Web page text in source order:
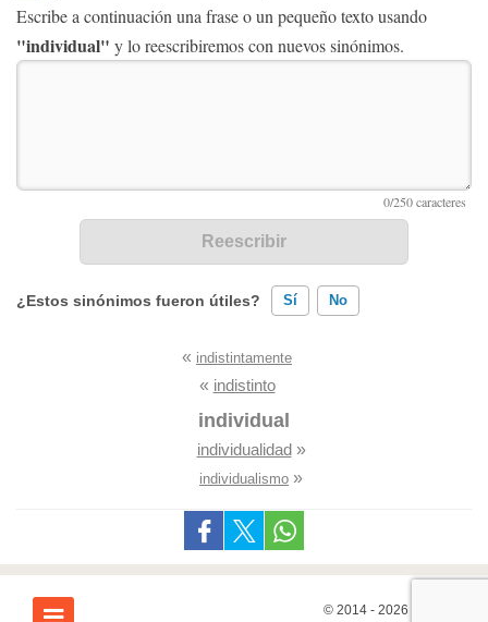
Escribe a continuación una frase o un pequeño texto usando
"individual" y lo reescribiremos con nuevos sinónimos.
¿Estos sinónimos fueron útiles? Sí No
Existen sinónimos incorrectos
Ninguno de los sinónimos presentados me ayudó
« indistintamente
« indistinto
individual
individualidad»
individualismo »
© 2014 - 2026